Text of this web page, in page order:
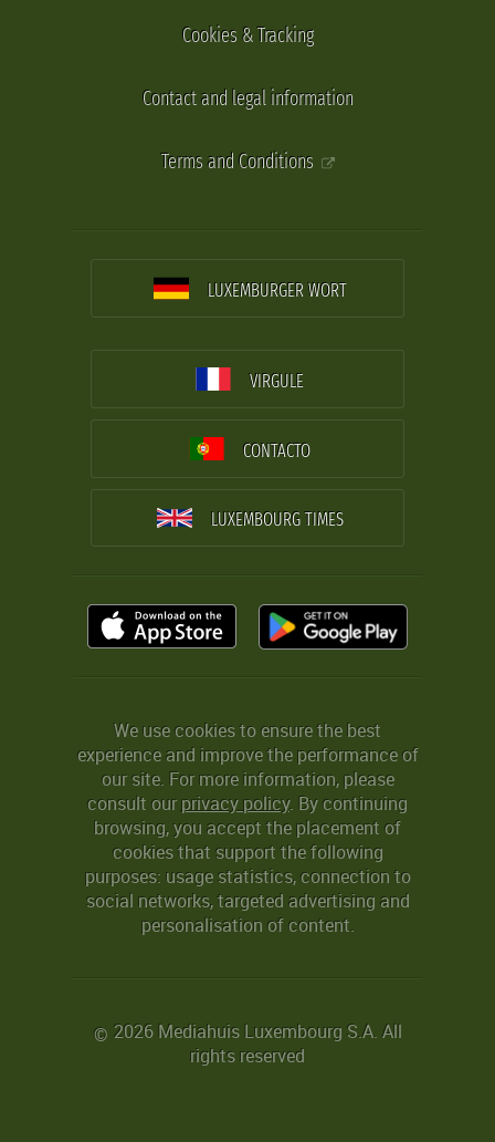
Cookies & Tracking
Contact and legal information
Terms and Conditions
LUXEMBURGER WORT
VIRGULE
CONTACTO
LUXEMBOURG TIMES
We use cookies to ensure the best
experience and improve the performance of
our site. For more information, please
consult ourprivacy policy. By continuing
browsing, you accept the placement of
cookies that support the following
purposes: usage statistics, connection to
social networks, targeted advertising and
personalisation of content.
© 2026 Mediahuis Luxembourg S.A. All
rights reserved